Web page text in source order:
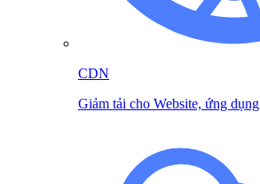
CDN
Giảm tải cho Website, ứng dụng